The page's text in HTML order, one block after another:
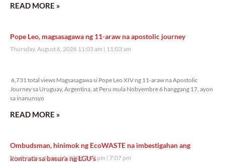
READ MORE »
Pope Leo, magsasagawa ng 11-araw na apostolic journey
Thursday, August 6, 2026 11:03 am 11:03 am
6,731 total views Magsasagawa si Pope Leo XIV ng 11-araw na Apostolic
Journey sa Uruguay, Argentina, at Peru mula Nobyembre 6 hanggang 17, ayon
sa inanunsyo
READ MORE »
Ombudsman, hinimok ng EcoWASTE na imbestigahan ang
kontrata sa basura ng LGU’s
Wednesday, August 5, 2026 7:07 pm 7:07 pm